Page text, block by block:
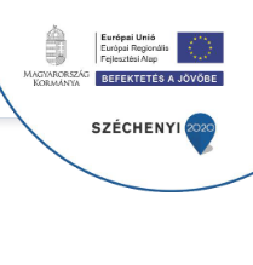
Magyar